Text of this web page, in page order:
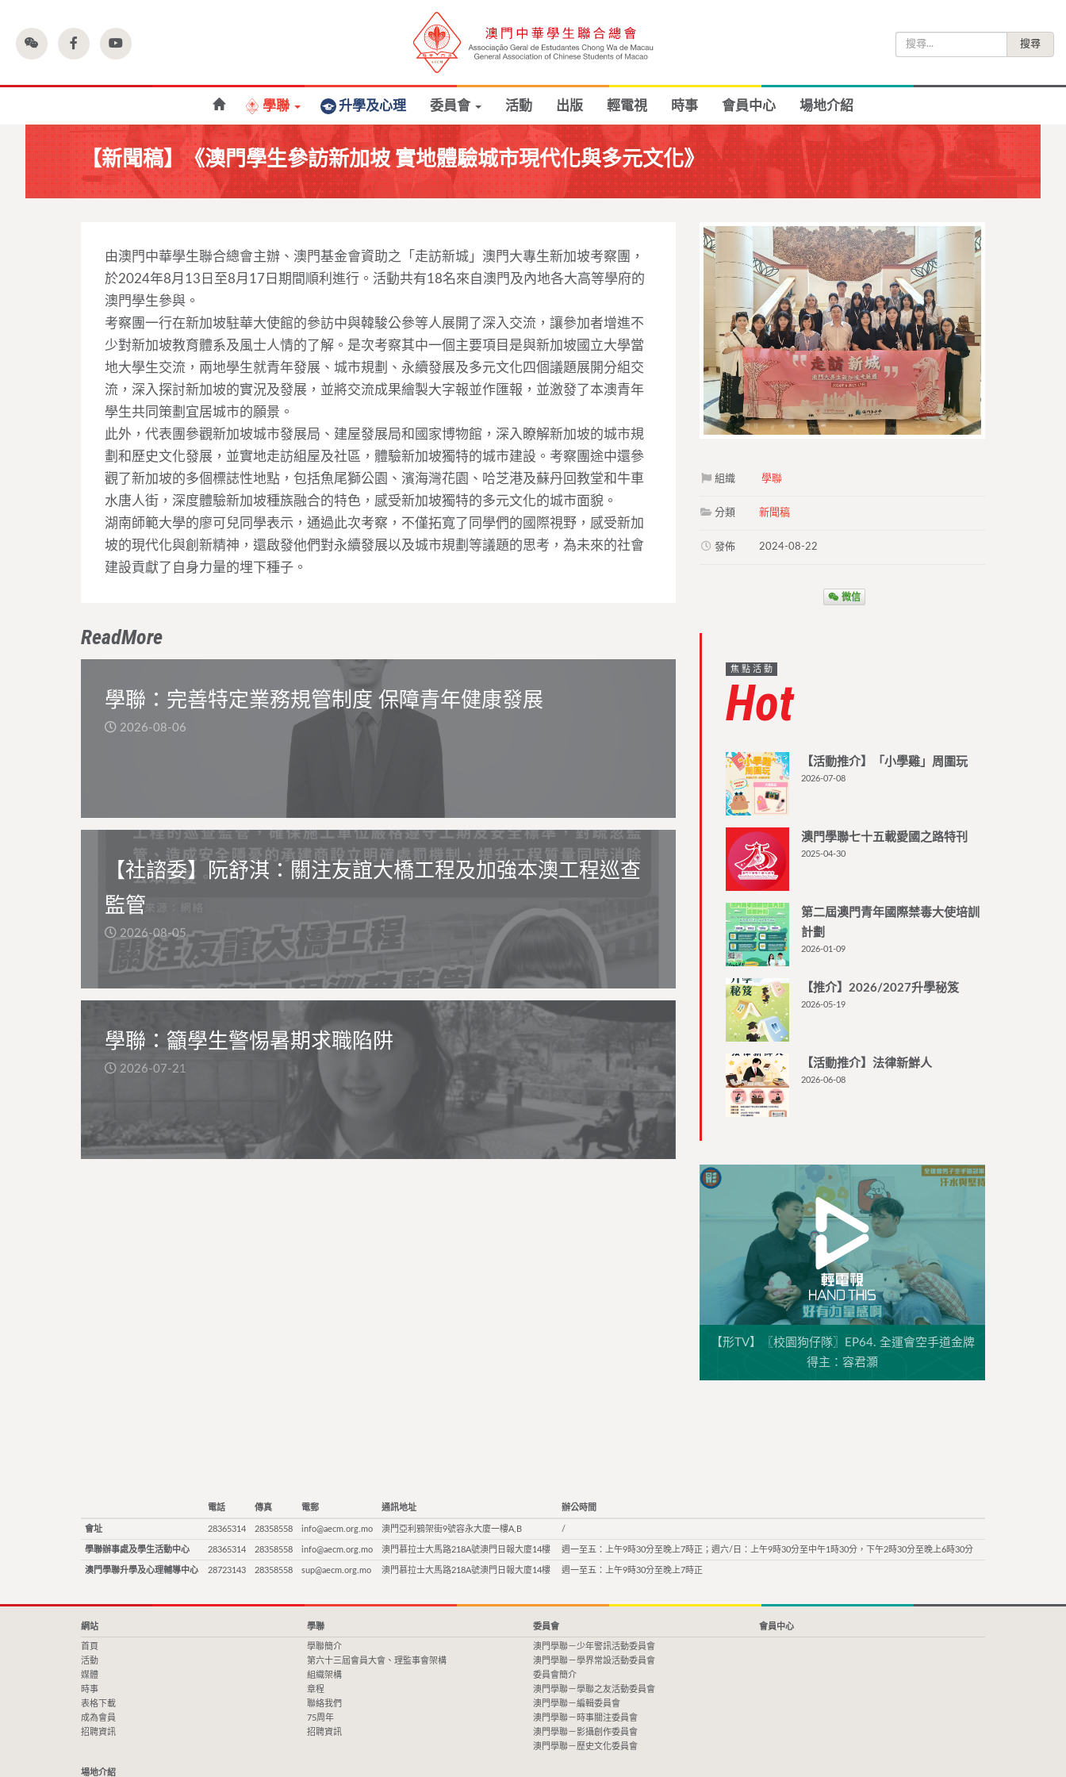
尋
學聯 升學及心理 委員會 活動 出版 輕電視 時事 會員中心 場地介紹
【新聞稿】《澳門學生參訪新加坡 實地體驗城市現代化與多元文化》
由澳門中華學生聯合總會主辦、澳門基金會資助之「走訪新城」澳門大專生新加坡考察團，
於2024年8月13日至8月17日期間順利進行。活動共有18名來自澳門及內地各大高等學府的
澳門學生參與。
考察團一行在新加坡駐華大使館的參訪中與韓駿公參等人展開了深入交流，讓參加者增進不
少對新加坡教育體系及風士人情的了解。是次考察其中一個主要項目是與新加坡國立大學當
地大學生交流，兩地學生就青年發展、城市規劃、永續發展及多元文化四個議題展開分組交
流，深入探討新加坡的實況及發展，並將交流成果繪製大字報並作匯報，並激發了本澳青年
學生共同策劃宜居城市的願景。
此外，代表團參觀新加坡城市發展局、建屋發展局和國家博物館，深入瞭解新加坡的城市規
劃和歷史文化發展，並實地走訪組屋及社區，體驗新加坡獨特的城市建設。考察團途中還參
觀了新加坡的多個標誌性地點，包括魚尾獅公園、濱海灣花園、哈芝港及蘇丹回教堂和牛車
水唐人街，深度體驗新加坡種族融合的特色，感受新加坡獨特的多元文化的城市面貌。
湖南師範大學的廖可兒同學表示，通過此次考察，不僅拓寬了同學們的國際視野，感受新加
坡的現代化與創新精神，還啟發他們對永續發展以及城市規劃等議題的思考，為未來的社會
建設貢獻了自身力量的埋下種子。
ReadMore
學聯：完善特定業務規管制度 保障青年健康發展
2026-08-06
【社諮委】阮舒淇：關注友誼大橋工程及加強本澳工程巡查
監管
2026-08-05
學聯：籲學生警惕暑期求職陷阱
2026-07-21
組織 學聯
分類 新聞稿
發佈 2024-08-22
微信
焦點活動
Hot
【活動推介】「小學雞」周圍玩
2026-07-08
澳門學聯七十五載愛國之路特刊
2025-04-30
第二屆澳門青年國際禁毒大使培訓
計劃
2026-01-09
【推介】2026/2027升學秘笈
2026-05-19
【活動推介】法律新鮮人
2026-06-08
【形TV】〖校園狗仔隊〗EP64. 全運會空手道金牌
得主：容君灝
電話 傳真 電郵 通訊地址 辦公時間
會址 28365314 28358558 info@aecm.org.mo 澳門亞利鴉架街9號容永大廈一樓A,B /
學聯辦事處及學生活動中心 28365314 28358558 info@aecm.org.mo 澳門慕拉士大馬路218A號澳門日報大廈14樓 週一至五：上午9時30分至晚上7時正；週六/日：上午9時30分至中午1時30分，下午2時30分至晚上6時30分
澳門學聯升學及心理輔導中心 28723143 28358558 sup@aecm.org.mo 澳門慕拉士大馬路218A號澳門日報大廈14樓 週一至五：上午9時30分至晚上7時正
網站
首頁
活動
媒體
時事
表格下載
成為會員
招聘資訊
學聯
學聯簡介
第六十三屆會員大會、理監事會架構
組織架構
章程
聯絡我們
75周年
招聘資訊
委員會
澳門學聯－少年警訊活動委員會
澳門學聯－學界常設活動委員會
委員會簡介
澳門學聯－學聯之友活動委員會
澳門學聯－編輯委員會
澳門學聯－時事關注委員會
澳門學聯－影攝創作委員會
澳門學聯－歷史文化委員會
會員中心
場地介紹